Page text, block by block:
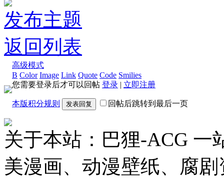
发布主题
返回列表
高级模式
B Color Image Link Quote Code Smilies
您需要登录后才可以回帖 登录 | 立即注册
本版积分规则 发表回复 回帖后跳转到最后一页
关于本站：巴狸-ACG 一
美漫画、动漫壁纸、腐